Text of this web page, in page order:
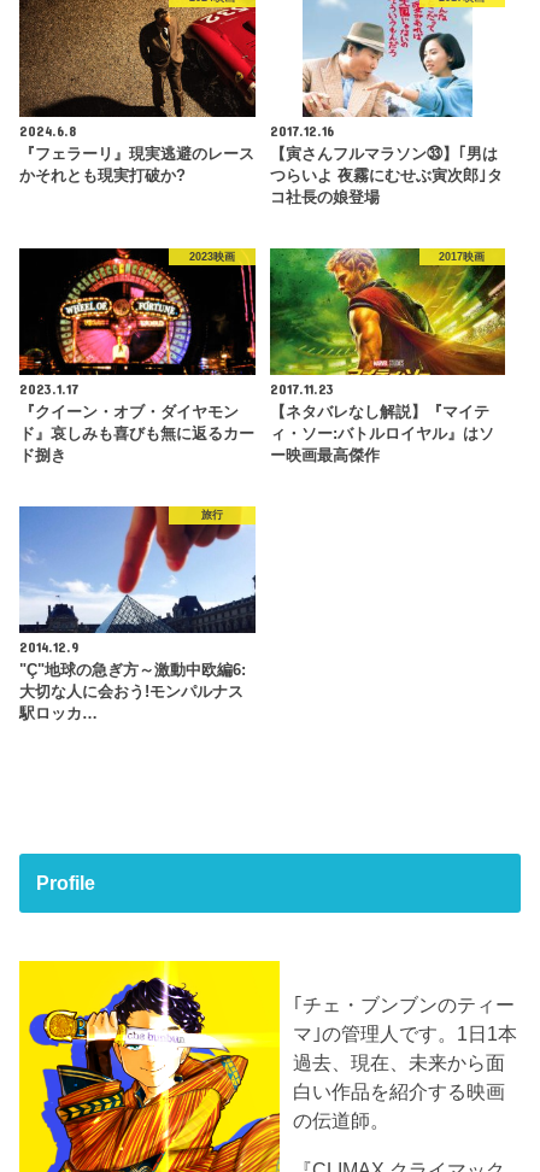
2024.6.8
『フェラーリ』現実逃避のレース
かそれとも現実打破か?
2017.12.16
【寅さんフルマラソン㉝】｢男は
つらいよ 夜霧にむせぶ寅次郎｣タ
コ社長の娘登場
2023映画
2023.1.17
『クイーン・オブ・ダイヤモン
ド』哀しみも喜びも無に返るカー
ド捌き
2017映画
2017.11.23
【ネタバレなし解説】『マイテ
ィ・ソー:バトルロイヤル』はソ
ー映画最高傑作
旅行
2014.12.9
"Ç"地球の急ぎ方～激動中欧編6:
大切な人に会おう!モンパルナス
駅ロッカ…
Profile
｢チェ・ブンブンのティー
マ｣の管理人です。1日1本
過去、現在、未来から面
白い作品を紹介する映画
の伝道師。